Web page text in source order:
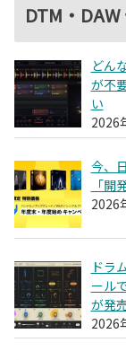
DTM・
どん
が不
い
2026
今、
「開
2026
ドラ
ール
が発
2026